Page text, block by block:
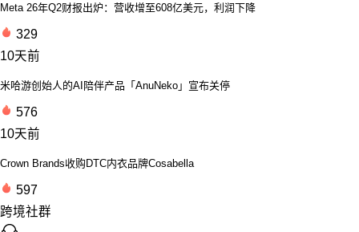
Meta 26年Q2财报出炉：营收增至608亿美元，利润下降
329
10天前
米哈游创始人的AI陪伴产品「AnuNeko」宣布关停
576
10天前
Crown Brands收购DTC内衣品牌Cosabella
597
跨境社群